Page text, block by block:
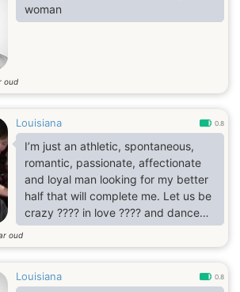
woman
oud
Louisiana 0.8
I’m just an athletic, spontaneous,
romantic, passionate, affectionate
and loyal man looking for my better
half that will complete me. Let us be
crazy ???? in love ???? and dance
under the moon and stars!!
oud
Louisiana 0.8